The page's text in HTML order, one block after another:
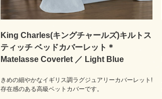
King Charles(キングチャールズ)キルトス
ティッチ ベッドカバーレット＊
Matelasse Coverlet ／ Light Blue
きめの細やかなイギリス調ラグジュアリーカバーレット!
存在感のある高級ベットカバーです。